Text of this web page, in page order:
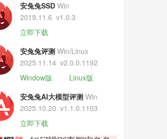
安兔兔SSD Win
2019.11.6 v1.0.3
立即下载
安兔兔评测 Win/Linux
2025.11.14 v2.0.0.1192
Window版
Linux版
安兔兔AI大模型评测 Win
2025.10.20 v1.1.0.1103
立即下载